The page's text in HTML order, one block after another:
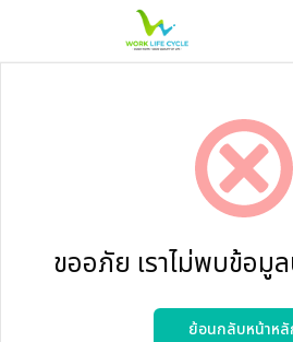
ขออภัย เราไม่พบข้อมู
ย้อนกลับหน้าห